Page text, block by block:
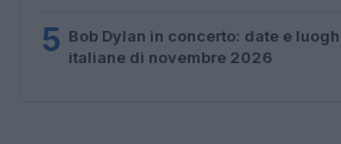
5 Bob Dylan in concerto: date e
italiane di novembre 2026